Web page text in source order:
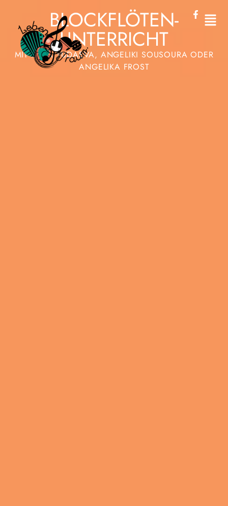
BLOCKFLÖTEN-
UNTERRICHT
MIT IRINA YUDAEVA, ANGELIKI SOUSOURA ODER
ANGELIKA FROST